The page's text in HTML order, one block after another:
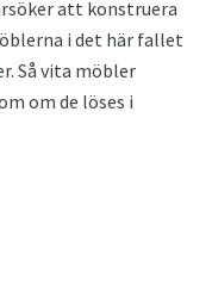
att konstruera
i det här fallet
Så vita möbler
om de löses i